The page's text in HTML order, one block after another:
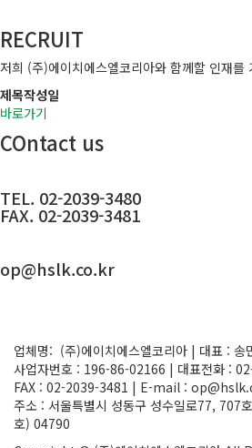
RECRUIT
저희 (주)에이치에스엘코리아와 함께할 인재를
제목작성일
바로가기
COntact us
TEL. 02-2039-3480
FAX. 02-2039-3481
op@hslk.co.kr
업체명: (주)에이치에스엘코리아 | 대표 : 송
사업자번호 : 196-86-02166 | 대표전화 :
FAX : 02-2039-3481 | E-mail :
주소 : 서울특별시 성동구 성수일로77,
호) 04790